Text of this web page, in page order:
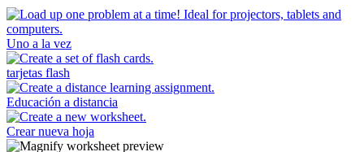
Uno a la vez
tarjetas flash
Educación a distancia
Crear nueva hoja